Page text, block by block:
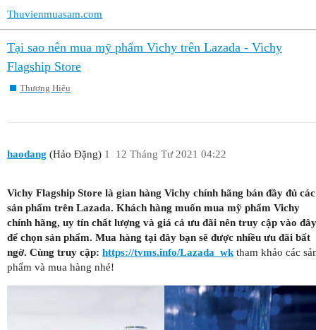
Thuvienmuasam.com
Tại sao nên mua mỹ phẩm Vichy trên Lazada - Vichy
Flagship Store
Thương Hiệu
haodang (Hảo Đặng) 12 Tháng Tư 2021 04:22
1
Vichy Flagship Store là gian hàng Vichy chính hãng bán đầy đủ các
sản phẩm trên Lazada. Khách hàng muốn mua mỹ phẩm Vichy
chính hãng, uy tín chất lượng và giá cả ưu đãi nên truy cập vào đây
để chọn sản phẩm. Mua hàng tại đây bạn sẽ được nhiều ưu đãi bất
ngờ. Cùng truy cập: https://tvms.info/Lazada_wk tham khảo các
phẩm và mua hàng nhé!